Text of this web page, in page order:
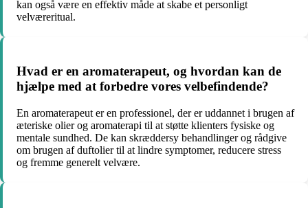
kan også være en effektiv måde at skabe et personligt
velværeritual.
Hvad er en aromaterapeut, og hvordan kan de
hjælpe med at forbedre vores velbefindende?
En aromaterapeut er en professionel, der er uddannet i brugen af
æteriske olier og aromaterapi til at støtte klienters fysiske og
mentale sundhed. De kan skræddersy behandlinger og rådgive
om brugen af duftolier til at lindre symptomer, reducere stress
og fremme generelt velvære.